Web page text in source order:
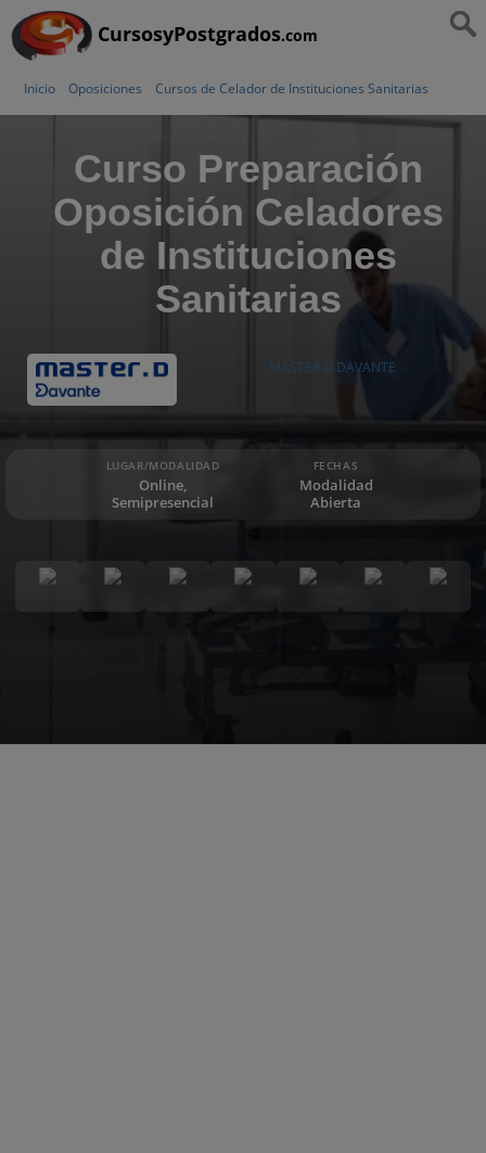
CursosyPostgrados.com
Inicio Oposiciones Cursos de Celador de Instituciones Sanitarias
Curso Preparación
Oposición Celadores
de Instituciones
Sanitarias
MASTER D DAVANTE
LUGAR/MODALIDAD
Online,
Semipresencial
FECHAS
Modalidad
Abierta